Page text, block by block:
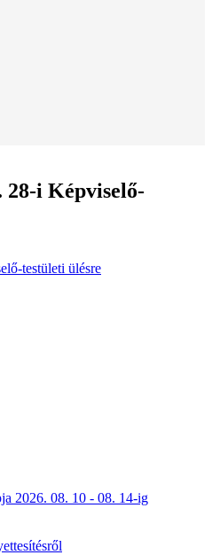
28-i Képviselő-
testületi ülésre
2026. 08. 10 - 08. 14-ig